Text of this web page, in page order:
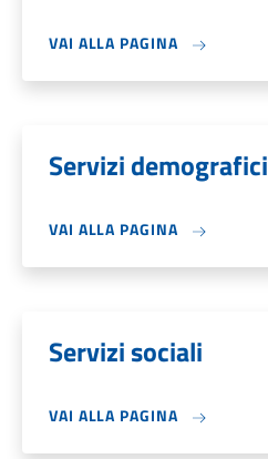
VAI ALLA PAGINA
Servizi demografici
VAI ALLA PAGINA
Servizi sociali
VAI ALLA PAGINA